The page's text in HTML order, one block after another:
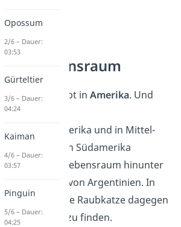
Lebensraum
Ozelotkatze lebt inAmerika. Und
vor allem im
Nordamerika und in Mittel-
Südamerika. In Südamerika
sich ihr Lebensraum hinunter
in den Norden von Argentinien. In
ist die Raubkatze dagegen
noch in Texas zu finden.
Opossum
2/6 – Dauer:
03:53
Gürteltier
3/6 – Dauer:
04:24
Kaiman
4/6 – Dauer:
03:57
Pinguin
5/6 – Dauer:
04:25